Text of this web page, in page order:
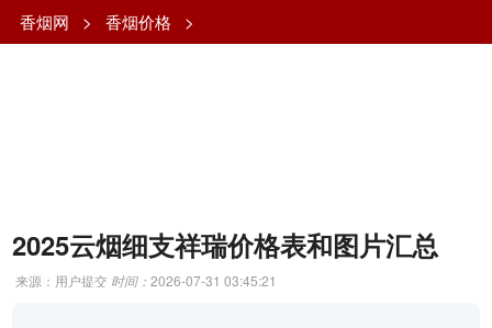
香烟网 > 香烟价格 >
2025云烟细支祥瑞价格表和图片汇总
来源：用户提交 时间：2026-07-31 03:45:21